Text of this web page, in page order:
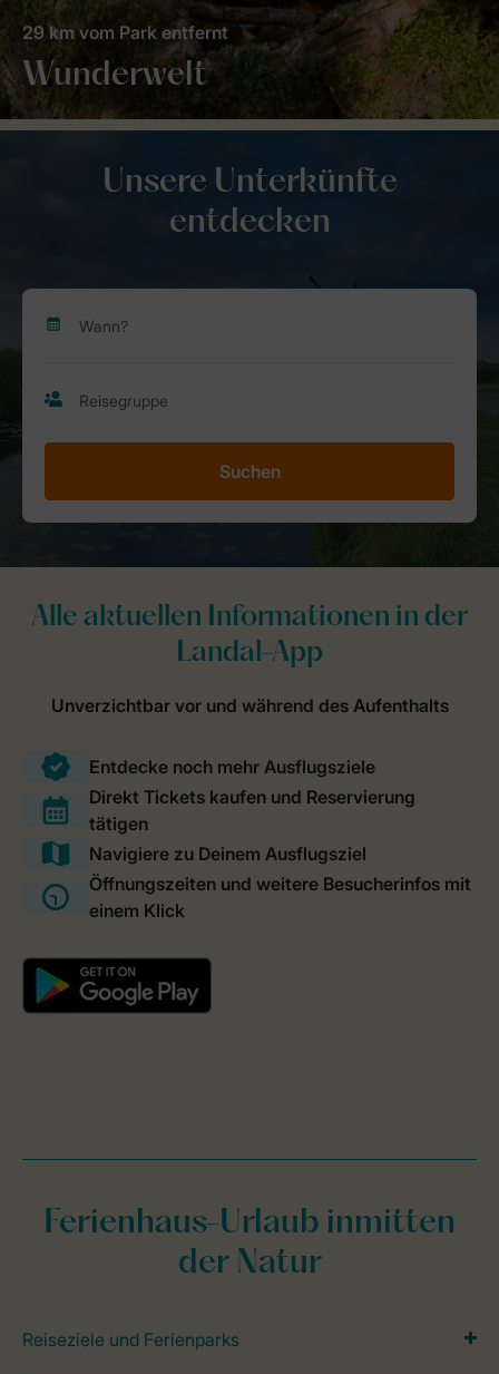
Wunderwelt
29 km vom Park entfernt
Unsere Unterkünfte
entdecken
Suchen
Ferienhaus-Urlaub inmitten
der Natur
Reiseziele und Ferienparks